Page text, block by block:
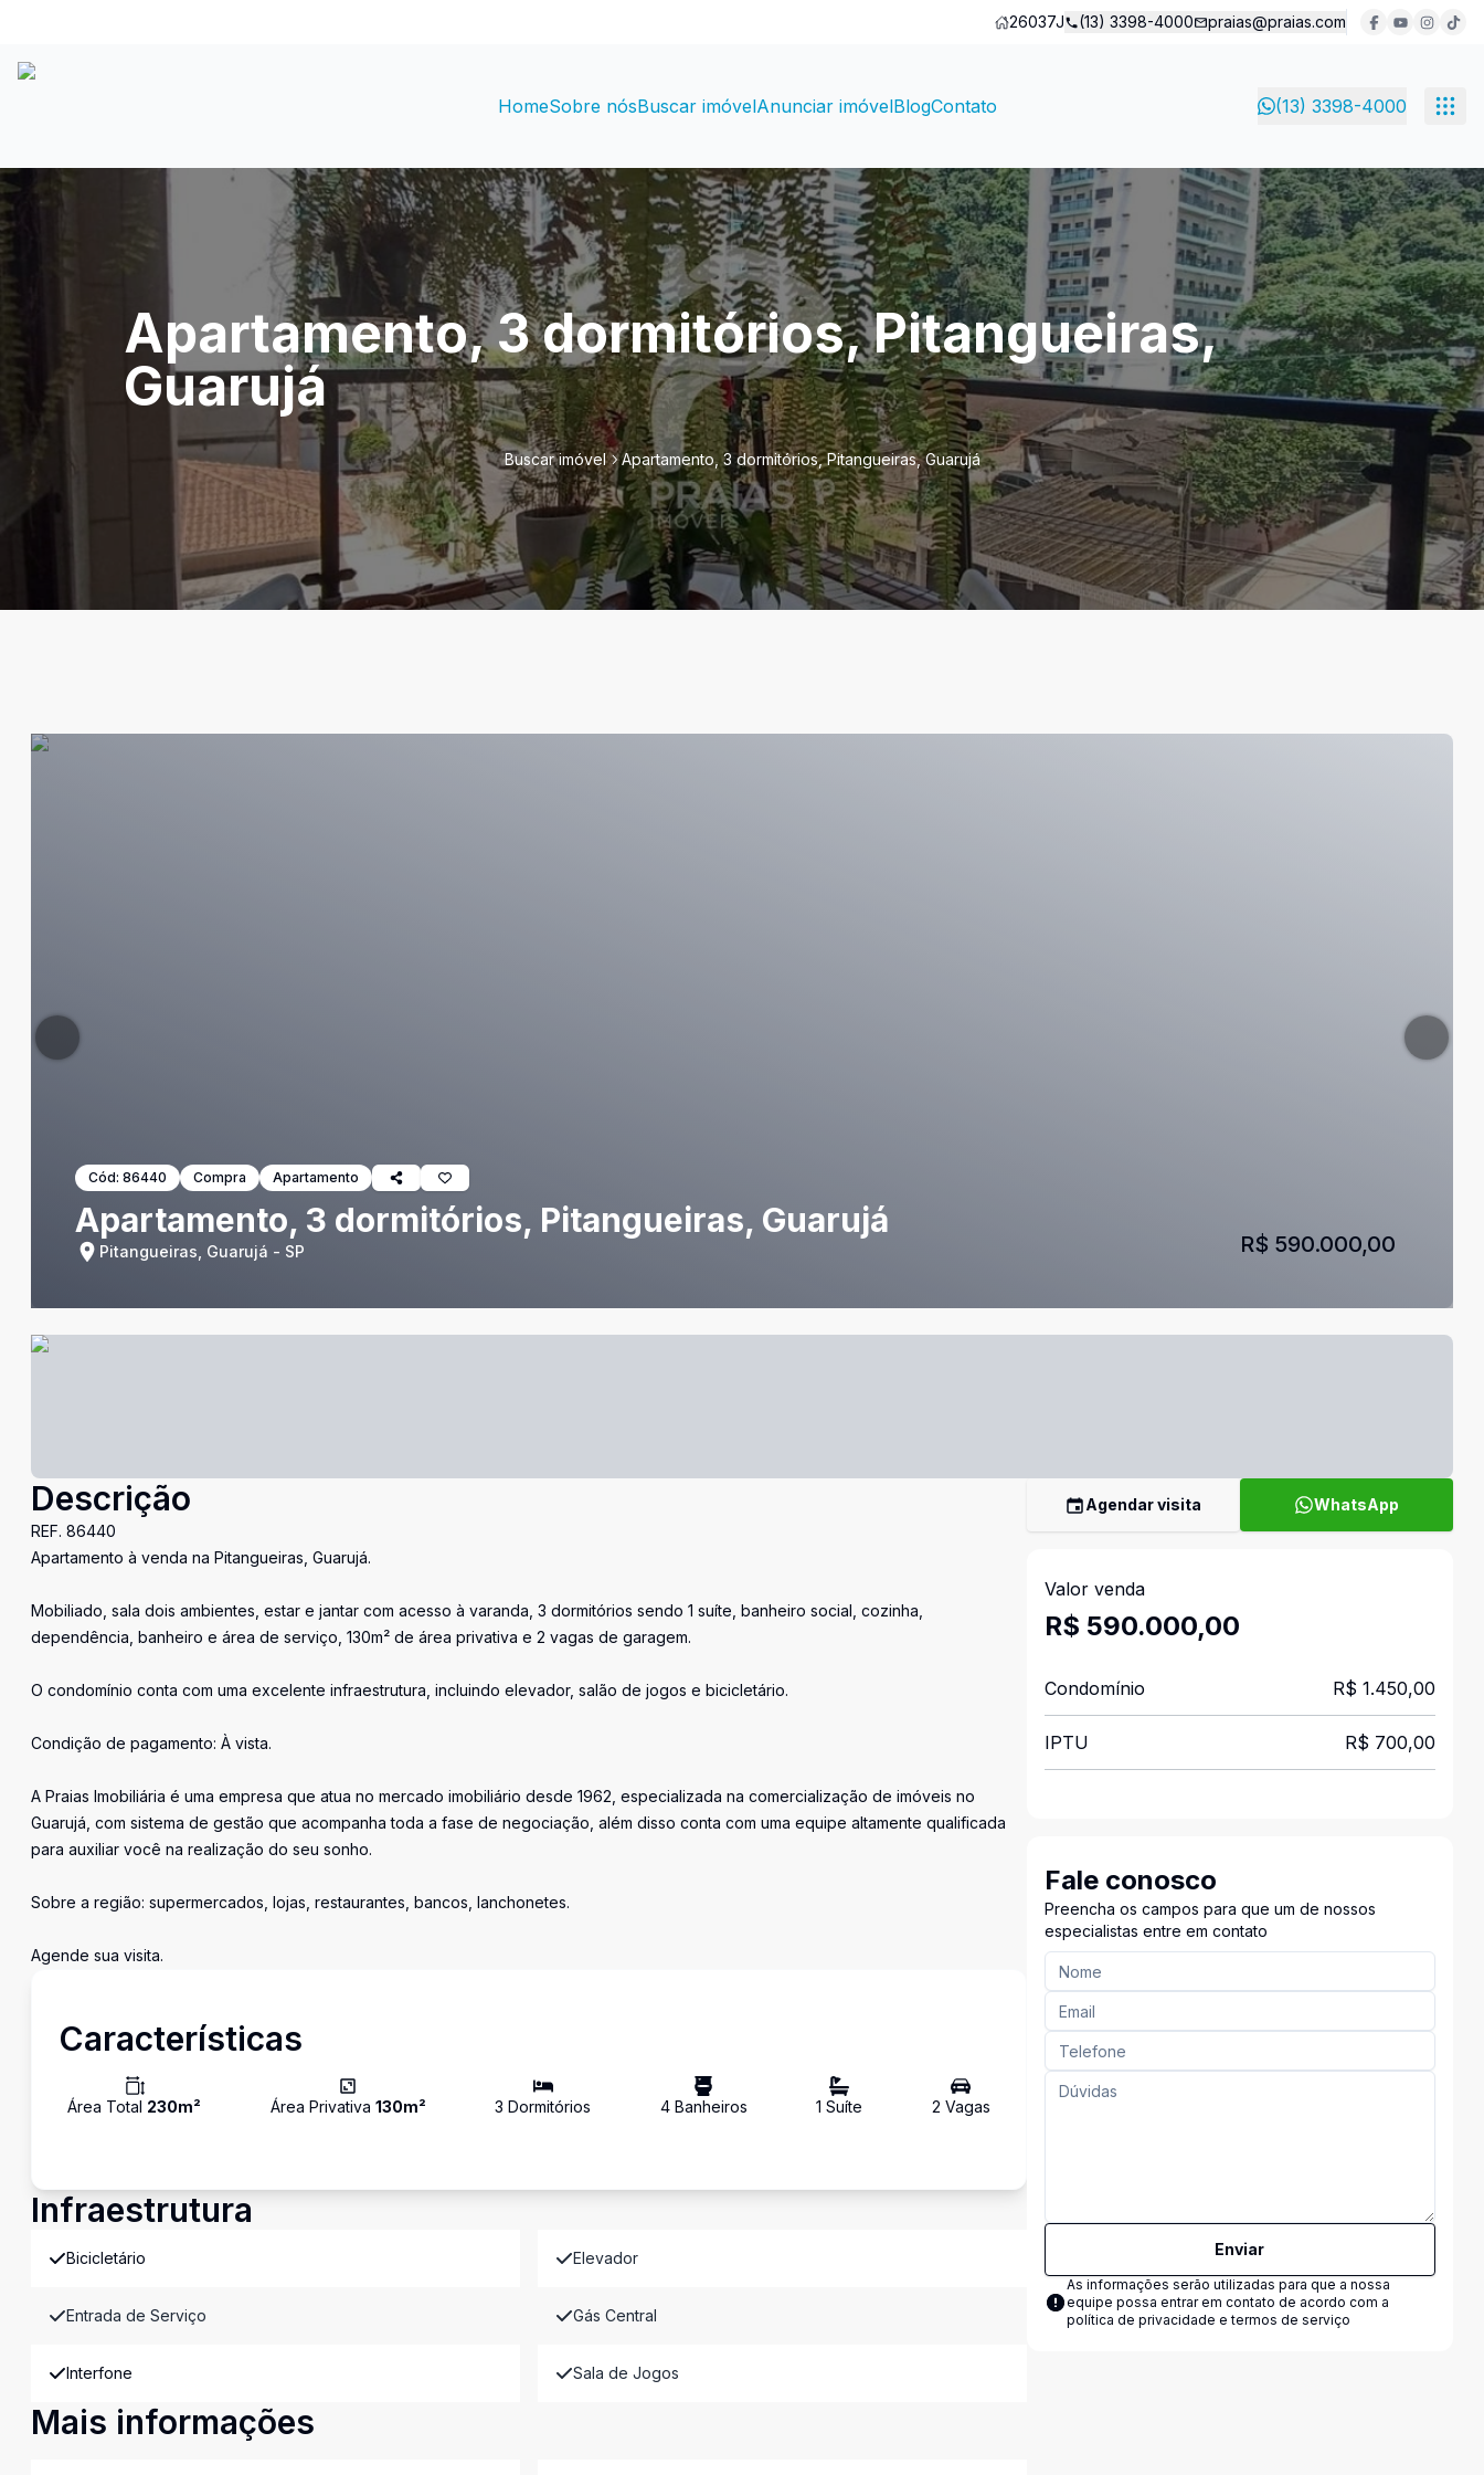
26037J (13) 3398-4000 praias@praias.com
HomeSobre nósBuscar imóvelAnunciar imóvelBlogContato (13) 3398-4000
Apartamento, 3 dormitórios, Pitangueiras,
Guarujá
Buscar imóvel Apartamento, 3 dormitórios, Pitangueiras, Guarujá
Cód: 86440 Compra Apartamento
Apartamento, 3 dormitórios, Pitangueiras, Guarujá
Pitangueiras, Guarujá - SP R$ 590.000,00
Descrição
REF. 86440
Apartamento à venda na Pitangueiras, Guarujá.
Mobiliado, sala dois ambientes, estar e jantar com acesso à varanda, 3 dormitórios sendo 1 suíte, banheiro social, cozinha,
dependência, banheiro e área de serviço, 130m² de área privativa e 2 vagas de garagem.
O condomínio conta com uma excelente infraestrutura, incluindo elevador, salão de jogos e bicicletário.
Condição de pagamento: À vista.
A Praias Imobiliária é uma empresa que atua no mercado imobiliário desde 1962, especializada na comercialização de imóveis no
Guarujá, com sistema de gestão que acompanha toda a fase de negociação, além disso conta com uma equipe altamente qualificada
para auxiliar você na realização do seu sonho.
Sobre a região: supermercados, lojas, restaurantes, bancos, lanchonetes.
Agende sua visita.
Características
Área Total 230m² Área Privativa 130m² 3 Dormitórios 4Banheiros 1 Suíte 2 Vagas
Infraestrutura
Bicicletário Elevador
Entrada de Serviço Gás Central
Interfone Sala de Jogos
Mais informações
Agendar visita WhatsApp
Valor venda
R$ 590.000,00
Condomínio R$ 1.450,00
IPTU R$ 700,00
Fale conosco
Preencha os campos para que um de nossos
especialistas entre em contato
Enviar
As informações serão utilizadas para que a nossa
equipe possa entrar em contato de acordo com a
política de privacidade e termos de serviço